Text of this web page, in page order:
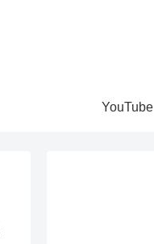
YouTube